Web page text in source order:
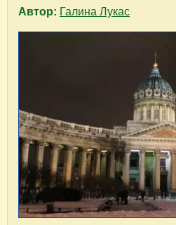
Автор: Галина Лукас